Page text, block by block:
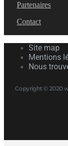
Partenaires
Contact
Site map
Mentions
Nous
Copyright © 2020